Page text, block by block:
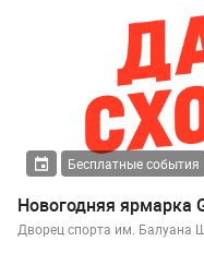
Бесплатные события
Новогодняя ярмарка
Дворец спорта им. Балуана